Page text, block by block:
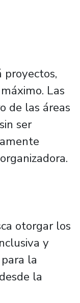
proyectos,
Las
de las áreas
ser
otorgar los
y
la
la